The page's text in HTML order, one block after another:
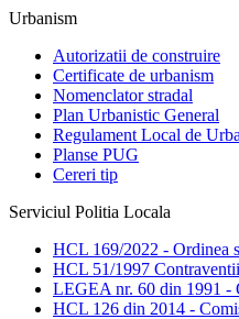
Urbanism
Autorizatii de construire
Certificate de urbanism
Nomenclator stradal
Plan Urbanistic General
Regulament Local de
Planse PUG
Cereri tip
Serviciul Politia Locala
HCL 169/2022 - Ordinea
HCL 51/1997 Contraventii
LEGEA nr. 60 din 1991 -
HCL 126 din 2014 -